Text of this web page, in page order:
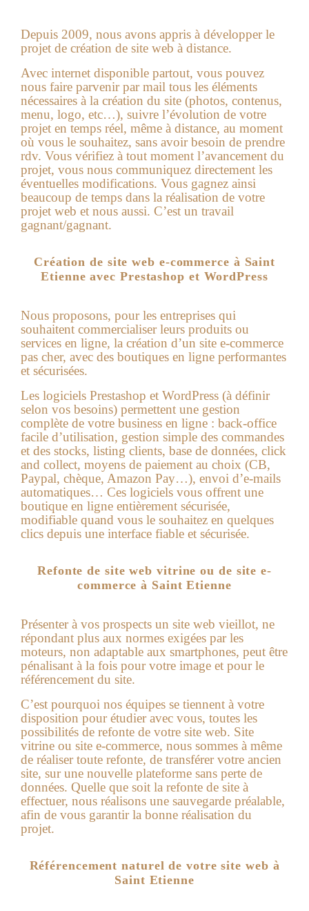
Depuis 2009, nous avons appris à développer le
projet de création de site web à distance.
Avec internet disponible partout, vous pouvez
nous faire parvenir par mail tous les éléments
nécessaires à la création du site (photos, contenus,
menu, logo, etc…), suivre l’évolution de votre
projet en temps réel, même à distance, au moment
où vous le souhaitez, sans avoir besoin de prendre
rdv. Vous vérifiez à tout moment l’avancement du
projet, vous nous communiquez directement les
éventuelles modifications. Vous gagnez ainsi
beaucoup de temps dans la réalisation de votre
projet web et nous aussi. C’est un travail
gagnant/gagnant.
Création de site web e-commerce à Saint
Etienne avec Prestashop et WordPress
Nous proposons, pour les entreprises qui
souhaitent commercialiser leurs produits ou
services en ligne, la création d’un site e-commerce
pas cher, avec des boutiques en ligne performantes
et sécurisées.
Les logiciels Prestashop et WordPress (à définir
selon vos besoins) permettent une gestion
complète de votre business en ligne : back-office
facile d’utilisation, gestion simple des commandes
et des stocks, listing clients, base de données, click
and collect, moyens de paiement au choix (CB,
Paypal, chèque, Amazon Pay…), envoi d’e-mails
automatiques… Ces logiciels vous offrent une
boutique en ligne entièrement sécurisée,
modifiable quand vous le souhaitez en quelques
clics depuis une interface fiable et sécurisée.
Refonte de site web vitrine ou de site e-
commerce à Saint Etienne
Présenter à vos prospects un site web vieillot, ne
répondant plus aux normes exigées par les
moteurs, non adaptable aux smartphones, peut être
pénalisant à la fois pour votre image et pour le
référencement du site.
C’est pourquoi nos équipes se tiennent à votre
disposition pour étudier avec vous, toutes les
possibilités de refonte de votre site web. Site
vitrine ou site e-commerce, nous sommes à même
de réaliser toute refonte, de transférer votre ancien
site, sur une nouvelle plateforme sans perte de
données. Quelle que soit la refonte de site à
effectuer, nous réalisons une sauvegarde préalable,
afin de vous garantir la bonne réalisation du
projet.
Référencement naturel de votre site web à
Saint Etienne